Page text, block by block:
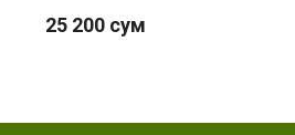
25 200 сум